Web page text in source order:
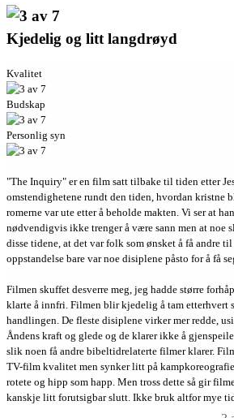
Kjedelig og litt langdrøyd
Kvalitet
Budskap
Personlig syn
"The Inquiry" er en film satt tilbake til tiden etter
omstendighetene rundt den tiden, hvordan kristne
romerne var ute etter å beholde makten. Vi ser at
nødvendigvis ikke trenger å være sann men at noe
disse tidene, at det var folk som ønsket å få andre til
oppstandelse bare var noe disiplene påsto for å få
Filmen skuffet desverre meg, jeg hadde større
klarte å innfri. Filmen blir kjedelig å tam etterhvert
handlingen. De fleste disiplene virker mer redde,
Åndens kraft og glede og de klarer ikke å
slik noen få andre bibeltidrelaterte filmer klarer.
TV-film kvalitet men synker litt på
rotete og hipp som happ. Men tross dette så gir
kanskje litt forutsigbar slutt. Ikke bruk altfor mye tid